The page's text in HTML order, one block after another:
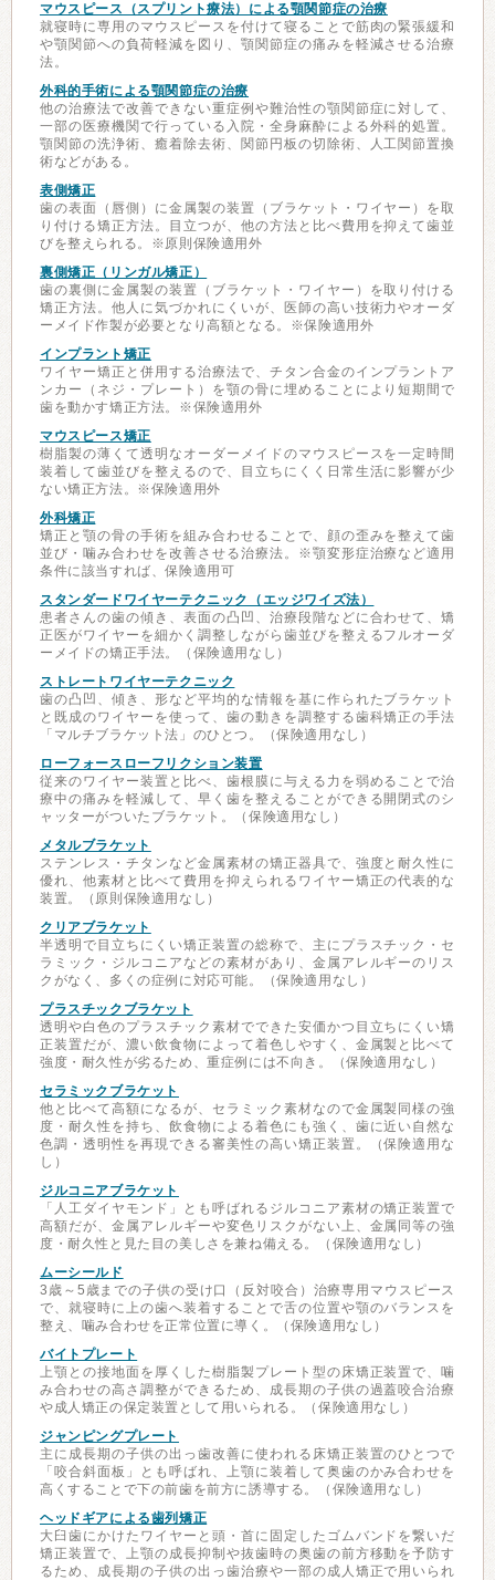
マウスピース（スプリント療法）による顎関節症の治療
就寝時に専用のマウスピースを付けて寝ることで筋肉の緊張緩和
や顎関節への負荷軽減を図り、顎関節症の痛みを軽減させる治療
法。
外科的手術による顎関節症の治療
他の治療法で改善できない重症例や難治性の顎関節症に対して、
一部の医療機関で行っている入院・全身麻酔による外科的処置。
顎関節の洗浄術、癒着除去術、関節円板の切除術、人工関節置換
術などがある。
表側矯正
歯の表面（唇側）に金属製の装置（ブラケット・ワイヤー）を取
り付ける矯正方法。目立つが、他の方法と比べ費用を抑えて歯並
びを整えられる。※原則保険適用外
裏側矯正（リンガル矯正）
歯の裏側に金属製の装置（ブラケット・ワイヤー）を取り付ける
矯正方法。他人に気づかれにくいが、医師の高い技術力やオーダ
ーメイド作製が必要となり高額となる。※保険適用外
インプラント矯正
ワイヤー矯正と併用する治療法で、チタン合金のインプラントア
ンカー（ネジ・プレート）を顎の骨に埋めることにより短期間で
歯を動かす矯正方法。※保険適用外
マウスピース矯正
樹脂製の薄くて透明なオーダーメイドのマウスピースを一定時間
装着して歯並びを整えるので、目立ちにくく日常生活に影響が少
ない矯正方法。※保険適用外
外科矯正
矯正と顎の骨の手術を組み合わせることで、顔の歪みを整えて歯
並び・噛み合わせを改善させる治療法。※顎変形症治療など適用
条件に該当すれば、保険適用可
スタンダードワイヤーテクニック（エッジワイズ法）
患者さんの歯の傾き、表面の凸凹、治療段階などに合わせて、矯
正医がワイヤーを細かく調整しながら歯並びを整えるフルオーダ
ーメイドの矯正手法。（保険適用なし）
ストレートワイヤーテクニック
歯の凸凹、傾き、形など平均的な情報を基に作られたブラケット
と既成のワイヤーを使って、歯の動きを調整する歯科矯正の手法
「マルチブラケット法」のひとつ。（保険適用なし）
ローフォースローフリクション装置
従来のワイヤー装置と比べ、歯根膜に与える力を弱めることで治
療中の痛みを軽減して、早く歯を整えることができる開閉式のシ
ャッターがついたブラケット。（保険適用なし）
メタルブラケット
ステンレス・チタンなど金属素材の矯正器具で、強度と耐久性に
優れ、他素材と比べて費用を抑えられるワイヤー矯正の代表的な
装置。（原則保険適用なし）
クリアブラケット
半透明で目立ちにくい矯正装置の総称で、主にプラスチック・セ
ラミック・ジルコニアなどの素材があり、金属アレルギーのリス
クがなく、多くの症例に対応可能。（保険適用なし）
プラスチックブラケット
透明や白色のプラスチック素材でできた安価かつ目立ちにくい矯
正装置だが、濃い飲食物によって着色しやすく、金属製と比べて
強度・耐久性が劣るため、重症例には不向き。（保険適用なし）
セラミックブラケット
他と比べて高額になるが、セラミック素材なので金属製同様の強
度・耐久性を持ち、飲食物による着色にも強く、歯に近い自然な
色調・透明性を再現できる審美性の高い矯正装置。（保険適用な
し）
ジルコニアブラケット
「人工ダイヤモンド」とも呼ばれるジルコニア素材の矯正装置で
高額だが、金属アレルギーや変色リスクがない上、金属同等の強
度・耐久性と見た目の美しさを兼ね備える。（保険適用なし）
ムーシールド
3歳～5歳までの子供の受け口（反対咬合）治療専用マウスピース
で、就寝時に上の歯へ装着することで舌の位置や顎のバランスを
整え、噛み合わせを正常位置に導く。（保険適用なし）
バイトプレート
上顎との接地面を厚くした樹脂製プレート型の床矯正装置で、噛
み合わせの高さ調整ができるため、成長期の子供の過蓋咬合治療
や成人矯正の保定装置として用いられる。（保険適用なし）
ジャンピングプレート
主に成長期の子供の出っ歯改善に使われる床矯正装置のひとつで
「咬合斜面板」とも呼ばれ、上顎に装着して奥歯のかみ合わせを
高くすることで下の前歯を前方に誘導する。（保険適用なし）
ヘッドギアによる歯列矯正
大臼歯にかけたワイヤーと頭・首に固定したゴムバンドを繋いだ
矯正装置で、上顎の成長抑制や抜歯時の奥歯の前方移動を予防す
るため、成長期の子供の出っ歯治療や一部の成人矯正で用いられ